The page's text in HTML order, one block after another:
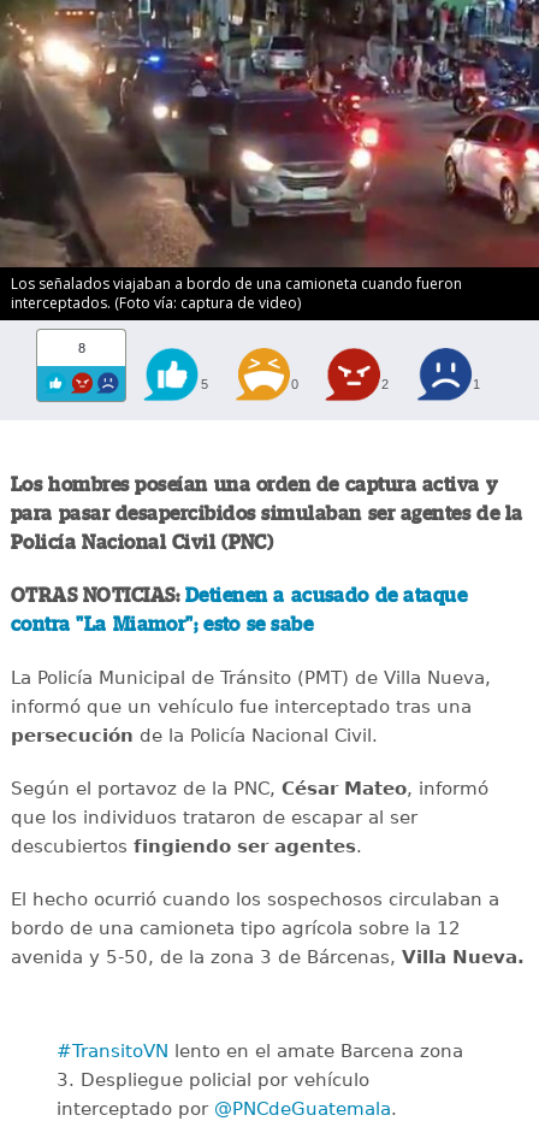
Los señalados viajaban a bordo de una camioneta cuando fueron
interceptados. (Foto vía: captura de video)
8
5 0 2 1
Los hombres poseían una orden de captura activa y
para pasar desapercibidos simulaban ser agentes de la
Policía Nacional Civil (PNC)
OTRAS NOTICIAS: Detienen a acusado de ataque
contra "La Miamor"; esto se sabe
La Policía Municipal de Tránsito (PMT) de Villa Nueva,
informó que un vehículo fue interceptado tras una
persecución de la Policía Nacional Civil.
Según el portavoz de la PNC, César Mateo, informó
que los individuos trataron de escapar al ser
descubiertos fingiendo ser agentes.
El hecho ocurrió cuando los sospechosos circulaban a
bordo de una camioneta tipo agrícola sobre la 12
avenida y 5-50, de la zona 3 de Bárcenas, Villa Nueva.
#TransitoVN lento en el amate Barcena zona
3. Despliegue policial por vehículo
interceptado por @PNCdeGuatemala.